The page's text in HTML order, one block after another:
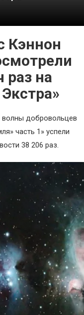
Кэннон
раз на
волны добровольцев
часть 1» успели
38 206 раз.